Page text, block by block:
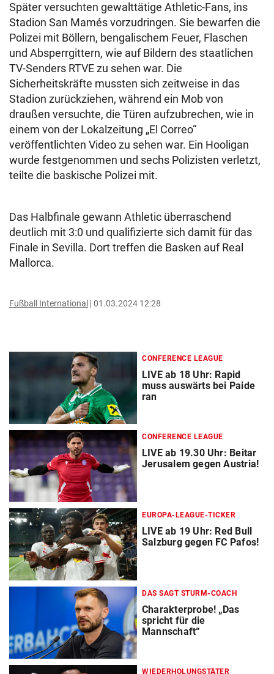
Später versuchten gewalttätige Athletic-Fans, ins
Stadion San Mamés vorzudringen. Sie bewarfen die
Polizei mit Böllern, bengalischem Feuer, Flaschen
und Absperrgittern, wie auf Bildern des staatlichen
TV-Senders RTVE zu sehen war. Die
Sicherheitskräfte mussten sich zeitweise in das
Stadion zurückziehen, während ein Mob von
draußen versuchte, die Türen aufzubrechen, wie in
einem von der Lokalzeitung „El Correo“
veröffentlichten Video zu sehen war. Ein Hooligan
wurde festgenommen und sechs Polizisten verletzt,
teilte die baskische Polizei mit.
Das Halbfinale gewann Athletic überraschend
deutlich mit 3:0 und qualifizierte sich damit für das
Finale in Sevilla. Dort treffen die Basken auf Real
Mallorca.
Fußball International 01.03.2024 12:28
CONFERENCE LEAGUE
LIVE ab 18 Uhr: Rapid
muss auswärts bei Paide
ran
CONFERENCE LEAGUE
LIVE ab 19.30 Uhr: Beitar
Jerusalem gegen Austria!
EUROPA-LEAGUE-TICKER
LIVE ab 19 Uhr: Red Bull
Salzburg gegen FC Pafos!
DAS SAGT STURM-COACH
Charakterprobe! „Das
spricht für die
Mannschaft“
WIEDERHOLUNGSTÄTER